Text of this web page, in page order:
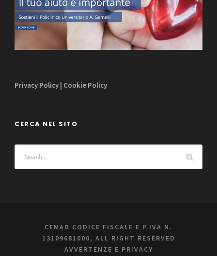
Privacy Policy Cookie Policy
CERCA NEL SITO
CEMAD CODICE FISCALE E P.IVA N.
13109681000, ALL RIGHT RESERVED
AVVERTENZE E PRIVACY